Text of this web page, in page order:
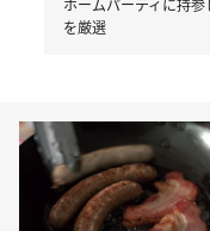
ホームパーティに持
を厳選